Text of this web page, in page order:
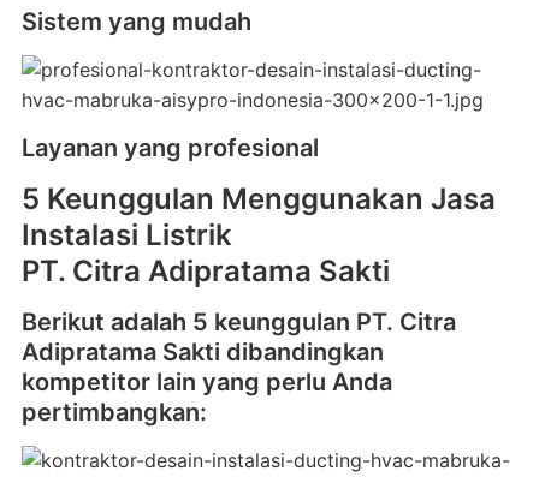
Sistem yang mudah
Layanan yang profesional
5 Keunggulan Menggunakan Jasa
Instalasi Listrik
PT. Citra Adipratama Sakti
Berikut adalah 5 keunggulan PT. Citra
Adipratama Sakti dibandingkan
kompetitor lain yang perlu Anda
pertimbangkan: